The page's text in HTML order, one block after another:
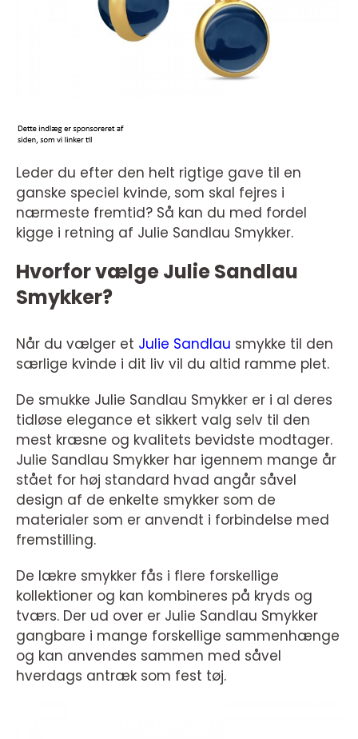
Leder du efter den helt rigtige gave til en
ganske speciel kvinde, som skal fejres i
nærmeste fremtid? Så kan du med fordel
kigge i retning af Julie Sandlau Smykker.
Hvorfor vælge Julie Sandlau
Smykker?
Når du vælger et Julie Sandlau smykke til den
særlige kvinde i dit liv vil du altid ramme plet.
De smukke Julie Sandlau Smykker er i al deres
tidløse elegance et sikkert valg selv til den
mest kræsne og kvalitets bevidste modtager.
Julie Sandlau Smykker har igennem mange år
stået for høj standard hvad angår såvel
design af de enkelte smykker som de
materialer som er anvendt i forbindelse med
fremstilling.
De lækre smykker fås i flere forskellige
kollektioner og kan kombineres på kryds og
tværs. Der ud over er Julie Sandlau Smykker
gangbare i mange forskellige sammenhænge
og kan anvendes sammen med såvel
hverdags antræk som fest tøj.